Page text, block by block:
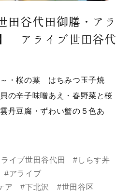
田谷代田御膳・アラ
アライブ世田谷代
・桜の葉 はちみつ玉子焼
の辛子味噌あえ・春野菜と桜
丹豆腐・ずわい蟹の５色あ
イブ世田谷代田
#しらす丼
#アライブ
ア
#下北沢
#世田谷区